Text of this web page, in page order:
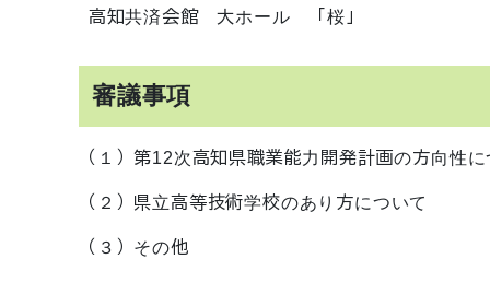
高知共済会館 大ホール 「桜」
審議事項
（１）第12次高知県職業能力開発計画の方向性
（２）県立高等技術学校のあり方について
（３）その他